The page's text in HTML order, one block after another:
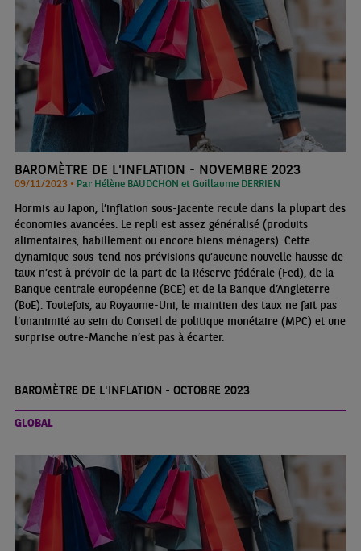
BAROMÈTRE DE L'INFLATION - NOVEMBRE 2023
09/11/2023 • Par Hélène BAUDCHON et Guillaume DERRIEN
Hormis au Japon, l’inflation sous-jacente recule dans la plupart des
économies avancées. Le repli est assez généralisé (produits
alimentaires, habillement ou encore biens ménagers). Cette
dynamique sous-tend nos prévisions qu’aucune nouvelle hausse de
taux n’est à prévoir de la part de la Réserve fédérale (Fed), de la
Banque centrale européenne (BCE) et de la Banque d’Angleterre
(BoE). Toutefois, au Royaume-Uni, le maintien des taux ne fait pas
l’unanimité au sein du Conseil de politique monétaire (MPC) et une
surprise outre-Manche n’est pas à écarter.
BAROMÈTRE DE L'INFLATION - OCTOBRE 2023
GLOBAL